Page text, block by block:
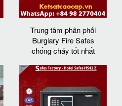
Trung tâm phân phối
Burglary Fire Safes
chống cháy tốt nhất